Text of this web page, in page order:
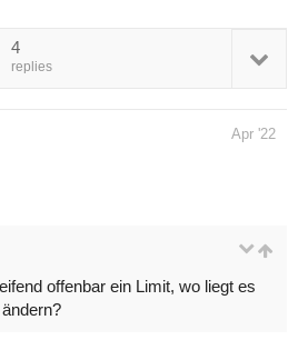
4
replies
Apr '22
offenbar ein Limit, wo liegt es